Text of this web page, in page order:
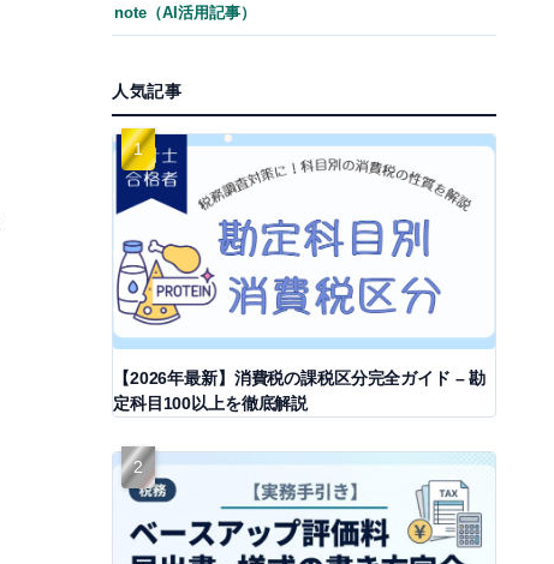
note（AI活用記事）
人気記事
【2026年最新】消費税の課税区分完全ガイド – 勘
定科目100以上を徹底解説